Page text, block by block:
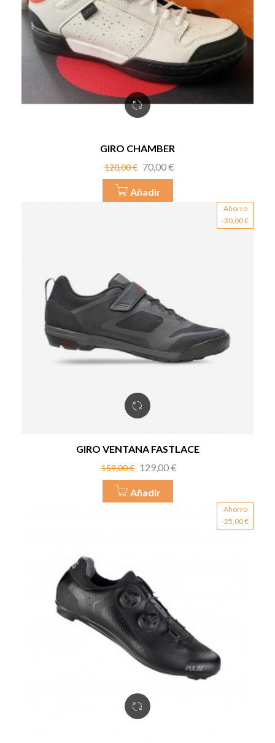
GIRO CHAMBER
Precio
120,00 € Precio
70,00 €
Añadir
Ahorro
-30,00 €
GIRO VENTANA FASTLACE
Precio
159,00 € Precio
129,00 €
Añadir
Ahorro
-25,00 €